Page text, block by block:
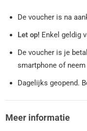
De voucher is na
Let op! Enkel geldig
De voucher is je
smartphone of
Dagelijks geopend.
Meer informatie